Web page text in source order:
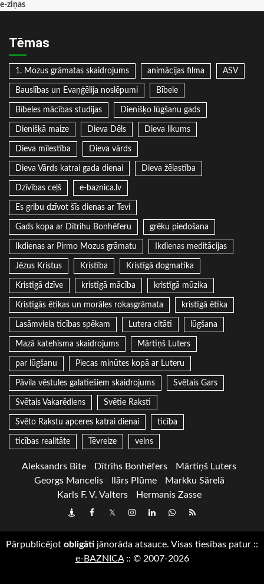
e-ziņas
Tēmas
1. Mozus grāmatas skaidrojums animācijas filma ASV
Bauslības un Evaņģēlija noslēpumi Bībele
Bībeles mācības studijas Dienišķo lūgšanu gads
Dienišķā maize Dieva Dēls Dieva likums
Dieva mīlestība Dieva vārds
Dieva Vārds katrai gada dienai Dieva žēlastība
Dzīvības ceļš e-baznica.lv
Es gribu dzīvot šīs dienas ar Tevi
Gads kopa ar Dītrihu Bonhēferu grēku piedošana
Ikdienas ar Pirmo Mozus grāmatu Ikdienas meditācijas
Jēzus Kristus Kristība Kristīgā dogmatika
Kristīgā dzīve kristīgā mācība kristīgā mūzika
Kristīgās ētikas un morāles rokasgrāmata kristīgā ētika
Lasāmviela ticības spēkam Lutera citāti lūgšana
Mazā katehisma skaidrojums Mārtiņš Luters
par lūgšanu Piecas minūtes kopā ar Luteru
Pāvila vēstules galatiešiem skaidrojums Svētais Gars
Svētais Vakarēdiens Svētie Raksti
Svēto Rakstu apceres katrai dienai ticība
ticības realitāte Tēvreize velns
Aleksandrs Bite Dītrihs Bonhēfers
Mārtiņš Luters
Georgs Mancelis
Ilārs Plūme
Markku Särelä
Karls F. V. Valters
Hermanis Zasse
DraugiemFacebook
TwitterInstagram
LinkedInwhatsapp
RSS
Pārpublicējot obligāti jānorāda atsauce. Visas tiesības patur ::
e-BAZNICA:: © 2007-2026